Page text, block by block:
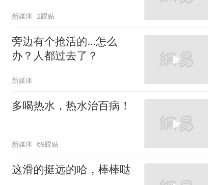
新媒体 2跟贴
旁边有个抢活的…怎么
办？人都过去了？
新媒体
多喝热水，热水治百病！
新媒体 69跟贴
这滑的挺远的哈，棒棒哒